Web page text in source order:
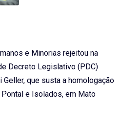
e Minorias rejeitou na
Decreto Legislativo (PDC)
que susta a homologação
e Isolados, em Mato